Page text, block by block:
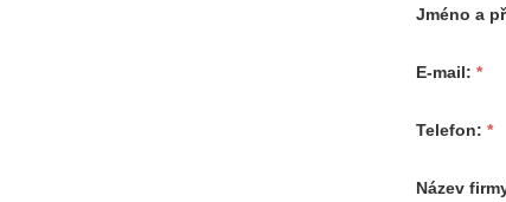
Jméno a
E-mail
Telefon
Název